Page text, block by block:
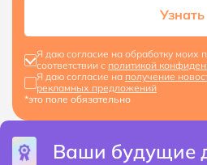
Узнать
Я даю согласие на обработку моих
соответствии с политикой
Я даю согласие на получение
рекламных предложений
*это поле обязательно
Ваши будущие